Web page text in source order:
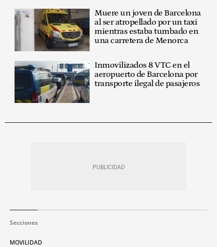
Muere un joven de Barcelona
al ser atropellado por un taxi
mientras estaba tumbado en
una carretera de Menorca
Inmovilizados 8 VTC en el
aeropuerto de Barcelona por
transporte ilegal de pasajeros
Secciones
MOVILIDAD